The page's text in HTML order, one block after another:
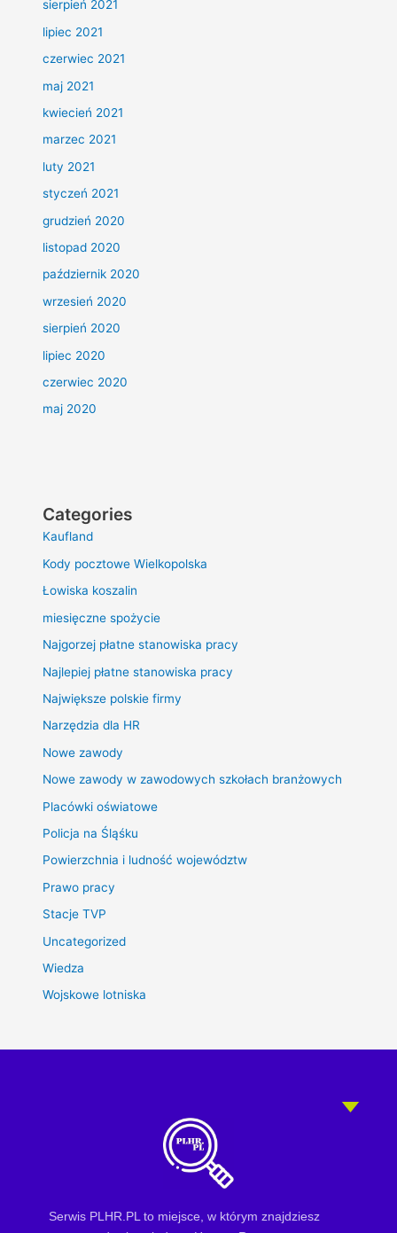
sierpień 2021
lipiec 2021
czerwiec 2021
maj 2021
kwiecień 2021
marzec 2021
luty 2021
styczeń 2021
grudzień 2020
listopad 2020
październik 2020
wrzesień 2020
sierpień 2020
lipiec 2020
czerwiec 2020
maj 2020
Categories
Kaufland
Kody pocztowe Wielkopolska
Łowiska koszalin
miesięczne spożycie
Najgorzej płatne stanowiska pracy
Najlepiej płatne stanowiska pracy
Największe polskie firmy
Narzędzia dla HR
Nowe zawody
Nowe zawody w zawodowych szkołach branżowych
Placówki oświatowe
Policja na Śląśku
Powierzchnia i ludność województw
Prawo pracy
Stacje TVP
Uncategorized
Wiedza
Wojskowe lotniska
Serwis PLHR.PL to miejsce, w którym znajdziesz